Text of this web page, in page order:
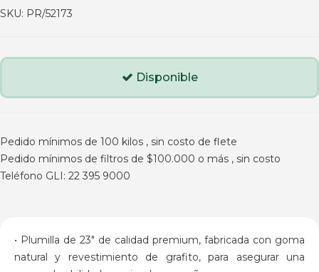
SKU: PR/52173
Disponible
Pedido mínimos de 100 kilos , sin costo de flete
Pedido mínimos de filtros de $100.000 o más , sin costo
Teléfono GLI: 22 395 9000
• Plumilla de 23" de calidad premium, fabricada con goma
natural y revestimiento de grafito, para asegurar una